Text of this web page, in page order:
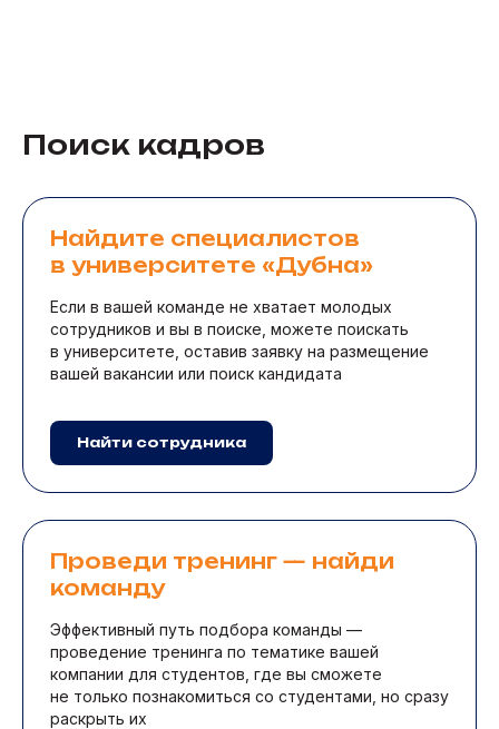
Поиск кадров
Найдите специалистов
в университете «Дубна»
Если в вашей команде не хватает молодых
сотрудников и вы в поиске, можете поискать
в университете, оставив заявку на размещение
вашей вакансии или поиск кандидата
Найти сотрудника
Проведи тренинг — найди
команду
Эффективный путь подбора команды —
проведение тренинга по тематике вашей
компании для студентов, где вы сможете
не только познакомиться со студентами, но сразу
раскрыть их